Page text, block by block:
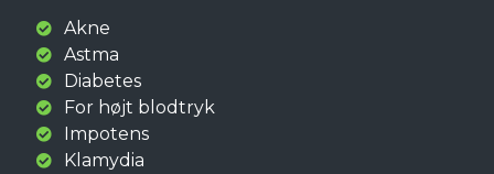
Akne
Astma
Diabetes
For højt blodtryk
Impotens
Klamydia